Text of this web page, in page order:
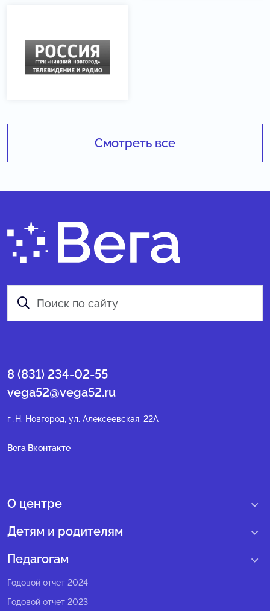
Смотреть все
8 (831) 234-02-55
vega52@vega52.ru
г .Н. Новгород, ул. Алексеевская, 22А
Вега Вконтакте
О центре
О нас
Структура регионального центра
Педагогический состав
Попечительский совет
Детям и родителям
Учебные интенсивные сборы
Педагогам
Программы Веги
Программы Сириус
Годовой отчет 2024
Годовой отчет 2023